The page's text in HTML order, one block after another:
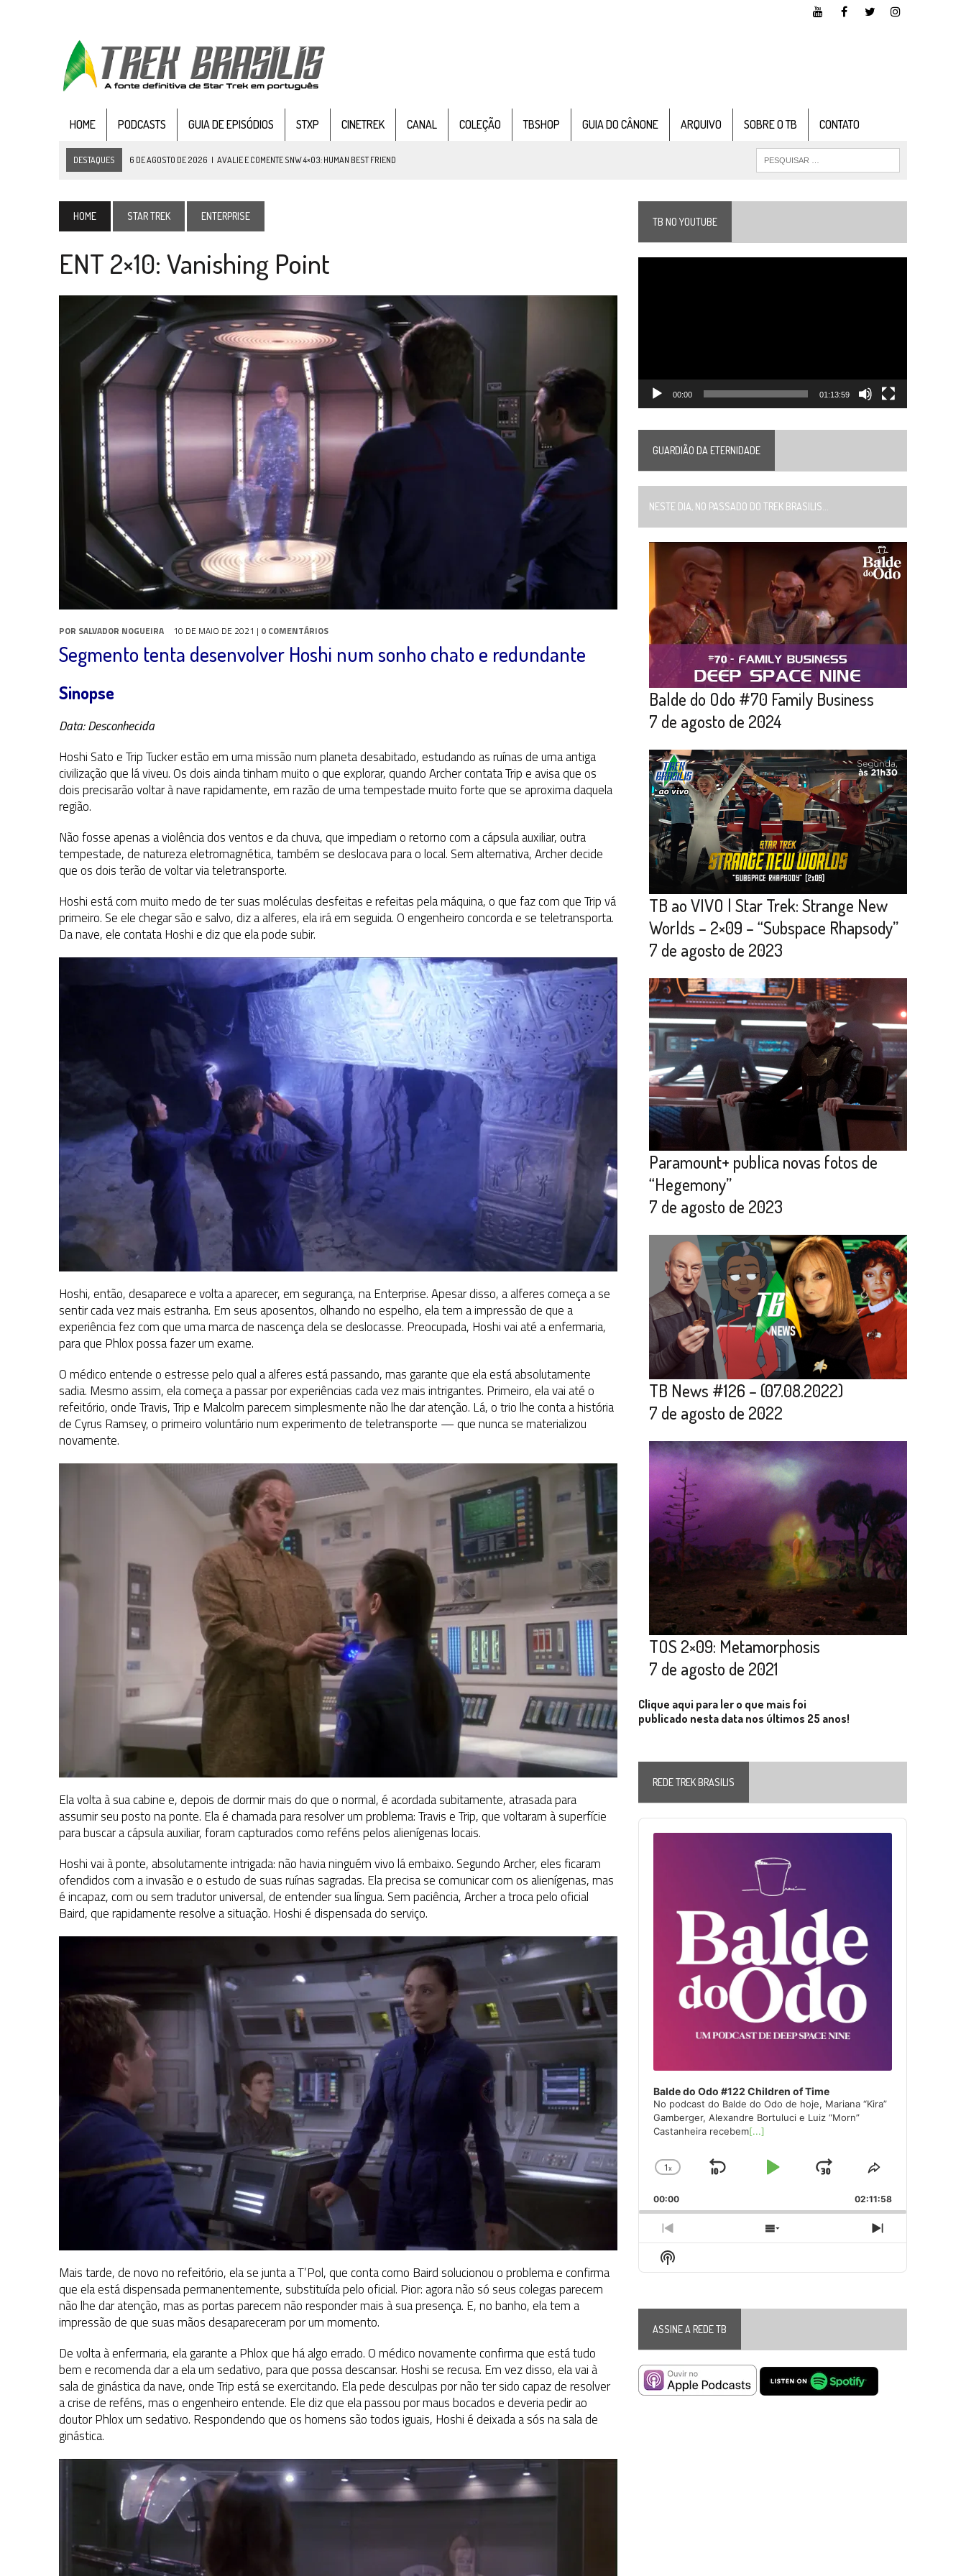
HOME PODCASTS GUIA DE EPISÓDIOS STXP CINETREK CANAL COLEÇÃO TBSHOP GUIA DO CÂNONE ARQUIVO SOBRE O TB CONTATO
DESTAQUES 5 DE AGOSTO DE 2026 | BALDE DO ODO #122 CHILDREN OF TIME
3 DE AGOSTO DE 2026 | PARAMOUNT E CBS DERRUBAM NOVO VÍDEO DO FILME DE FÃS AXANAR HORAS APÓS ESTREIA
2 DE AGOSTO DE 2026 TB AO VIVO | STAR TREK: STRANGE NEW WORLDS – “THE GRIFFIN INCIDENT” (4×02)
ELENCO DE STRANGE NEW WORLDS ENCARA O FIM DE UMA ERA NA SDCC
31 DE JULHO DE 2026 | GRANDES JORNADAS | QUATRO EPISÓDIOS DE SOBRE DIFERENTES PONTOS DE VISTA
31 DE JULHO DE 2026 BOX DELUXE DO ANO 5 DA COLEÇÃO TREK BRASILISJÁ DISPONÍVEL EM PRÉ-VENDA!
6 DE AGOSTO DE 2026 NOVA TEMPORADA DETHE CENTER SEAT, SÉRIE DOCUMENTAL DE STAR TREK , CHEGA EM 8 DE SETEMBRO
6 DE AGOSTO DE 2026 AVALIE E COMENTE SNW 4×03: HUMAN BEST FRIEND
HOME STAR TREK ENTERPRISE
ENT 2×10: Vanishing Point
POR SALVADOR NOGUEIRA 10 DE MAIO DE 2021 | 0 COMENTÁRIOS
Segmento tenta desenvolver Hoshi num sonho chato e redundante
Sinopse
Data: Desconhecida
Hoshi Sato e Trip Tucker estão em uma missão num planeta desabitado, estudando as ruínas de uma antiga
civilização que lá viveu. Os dois ainda tinham muito o que explorar, quando Archer contata Trip e avisa que os
dois precisarão voltar à nave rapidamente, em razão de uma tempestade muito forte que se aproxima daquela
região.
Não fosse apenas a violência dos ventos e da chuva, que impediam o retorno com a cápsula auxiliar, outra
tempestade, de natureza eletromagnética, também se deslocava para o local. Sem alternativa, Archer decide
que os dois terão de voltar via teletransporte.
Hoshi está com muito medo de ter suas moléculas desfeitas e refeitas pela máquina, o que faz com que Trip vá
primeiro. Se ele chegar são e salvo, diz a alferes, ela irá em seguida. O engenheiro concorda e se teletransporta.
Da nave, ele contata Hoshi e diz que ela pode subir.
Hoshi, então, desaparece e volta a aparecer, em segurança, na Enterprise. Apesar disso, a alferes começa a se
sentir cada vez mais estranha. Em seus aposentos, olhando no espelho, ela tem a impressão de que a
experiência fez com que uma marca de nascença dela se deslocasse. Preocupada, Hoshi vai até a enfermaria,
para que Phlox possa fazer um exame.
O médico entende o estresse pelo qual a alferes está passando, mas garante que ela está absolutamente
sadia. Mesmo assim, ela começa a passar por experiências cada vez mais intrigantes. Primeiro, ela vai até o
refeitório, onde Travis, Trip e Malcolm parecem simplesmente não lhe dar atenção. Lá, o trio lhe conta a história
de Cyrus Ramsey, o primeiro voluntário num experimento de teletransporte — que nunca se materializou
novamente.
Ela volta à sua cabine e, depois de dormir mais do que o normal, é acordada subitamente, atrasada para
assumir seu posto na ponte. Ela é chamada para resolver um problema: Travis e Trip, que voltaram à superfície
para buscar a cápsula auxiliar, foram capturados como reféns pelos alienígenas locais.
Hoshi vai à ponte, absolutamente intrigada: não havia ninguém vivo lá embaixo. Segundo Archer, eles ficaram
ofendidos com a invasão e o estudo de suas ruínas sagradas. Ela precisa se comunicar com os alienígenas, mas
é incapaz, com ou sem tradutor universal, de entender sua língua. Sem paciência, Archer a troca pelo oficial
Baird, que rapidamente resolve a situação. Hoshi é dispensada do serviço.
Mais tarde, de novo no refeitório, ela se junta a T’Pol, que conta como Baird solucionou o problema e confirma
que ela está dispensada permanentemente, substituída pelo oficial. Pior: agora não só seus colegas parecem
não lhe dar atenção, mas as portas parecem não responder mais à sua presença. E, no banho, ela tem a
impressão de que suas mãos desapareceram por um momento.
De volta à enfermaria, ela garante a Phlox que há algo errado. O médico novamente confirma que está tudo
bem e recomenda dar a ela um sedativo, para que possa descansar. Hoshi se recusa. Em vez disso, ela vai à
sala de ginástica da nave, onde Trip está se exercitando. Ela pede desculpas por não ter sido capaz de resolver
a crise de reféns, mas o engenheiro entende. Ele diz que ela passou por maus bocados e deveria pedir ao
doutor Phlox um sedativo. Respondendo que os homens são todos iguais, Hoshi é deixada a sós na sala de
ginástica.
TB NO YOUTUBE
00:00 01:13:59
GUARDIÃO DA ETERNIDADE
NESTE DIA, NO PASSADO DO TREK BRASILIS...
Balde do Odo #70 Family Business
7 de agosto de 2024
TB ao VIVO | Star Trek: Strange New
Worlds – 2×09 – “Subspace Rhapsody”
7 de agosto de 2023
Paramount+ publica novas fotos de
“Hegemony”
7 de agosto de 2023
TB News #126 – (07.08.2022)
7 de agosto de 2022
TOS 2×09: Metamorphosis
7 de agosto de 2021
Clique aqui para ler o que mais foi
publicado nesta data nos últimos 25 anos!
REDE TREK BRASILIS
Audio
Player
Balde do Odo #122 Children of Time
No podcast do Balde do Odo de hoje, Mariana “Kira”
Gamberger, Alexandre Bortuluci e Luiz “Morn”
Castanheira recebem[...]
Change
Rate
1x
Skip
Play
Jump
Forward
Share
Episode
00:00 02:11:58
Previous
Episode
Show
Next
Show
Podcast
ASSINE A REDE TB